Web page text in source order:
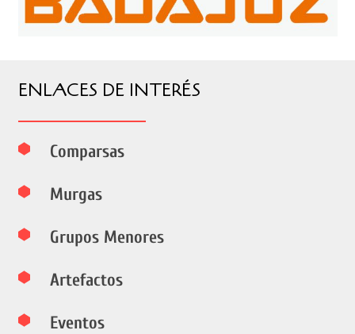
ENLACES DE INTERÉS
Comparsas
Murgas
Grupos Menores
Artefactos
Eventos